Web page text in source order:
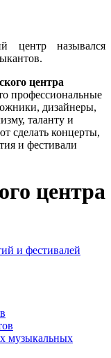
центр назывался
центра
профессиональные
дизайнеры,
таланту и
сделать концерты,
и фестивали
центра
и фестивалей
музыкальных